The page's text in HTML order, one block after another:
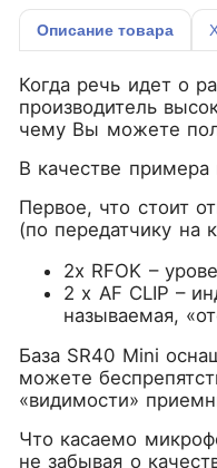
Описание товара
Когда речь идет о
производитель
чему Вы можете
В качестве
Первое, что стоит
(по передатчику на
2х RFOK –
2 х AF CLIP –
называемая,
База SR40 Mini
можете
«видимости»
Что касаемо
не забывая о